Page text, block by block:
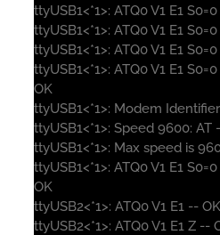
ttyUSB1<*1>: ATQ0 V1 E1
ttyUSB1<*1>: ATQ0 V1 E1
ttyUSB1<*1>: ATQ0 V1 E1
ttyUSB1<*1>: ATQ0 V1 E1
OK
ttyUSB1<*1>: Modem
ttyUSB1<*1>: Speed 9600: AT
ttyUSB1<*1>: Max speed is
ttyUSB1<*1>: ATQ0 V1 E1
OK
ttyUSB2<*1>: ATQ0 V1 E1 -- OK
ttyUSB2<*1>: ATQ0 V1 E1 Z --